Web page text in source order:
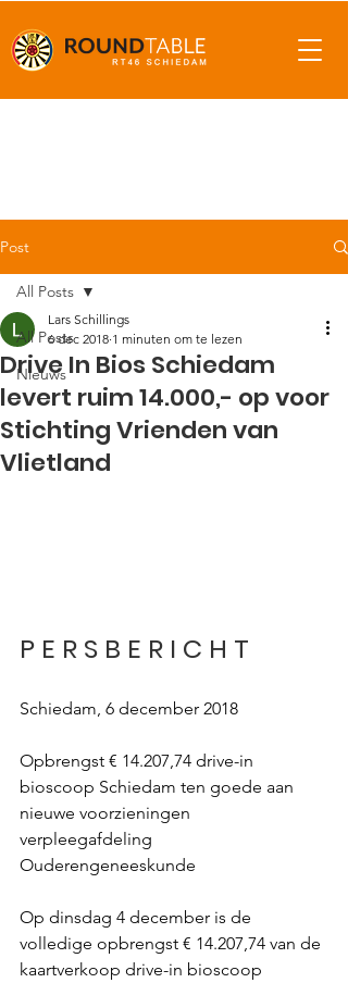
Post
All Posts
Nieuws
All Posts
Drive In Bios Schiedam
levert ruim 14.000,- op voor
Stichting Vrienden van
Vlietland
Lars Schillings
6 dec 2018 1 minuten om te lezen
P E R S B E R I C H T
Schiedam, 6 december 2018
Opbrengst € 14.207,74 drive-in
bioscoop Schiedam ten goede aan
nieuwe voorzieningen
verpleegafdeling
Ouderengeneeskunde
Op dinsdag 4 december is de
volledige opbrengst € 14.207,74 van de
kaartverkoop drive-in bioscoop